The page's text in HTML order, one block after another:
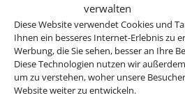
verwalten
Diese Website verwendet Cookies und
Ihnen ein besseres Internet-Erlebnis zu
Werbung, die Sie sehen, besser an Ihre
Diese Technologien nutzen wir
um zu verstehen, woher unsere
Website weiter zu entwickeln.
Linienflug